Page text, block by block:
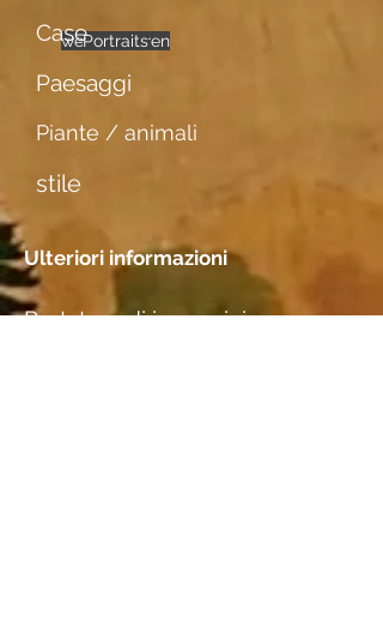
einzelne
weibl. Figuren
Portraits
Case
Paesaggi
Piante / animali
stile
Ulteriori informazioni
Portatore di immagini